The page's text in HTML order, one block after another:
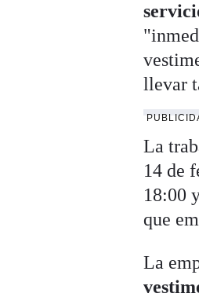
llevar
La
14 de
18:00
que
La